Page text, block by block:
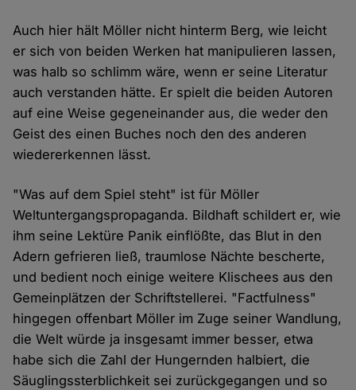
Auch hier hält Möller nicht hinterm Berg, wie leicht
er sich von beiden Werken hat manipulieren lassen,
was halb so schlimm wäre, wenn er seine Literatur
auch verstanden hätte. Er spielt die beiden Autoren
auf eine Weise gegeneinander aus, die weder den
Geist des einen Buches noch den des anderen
wiedererkennen lässt.
"Was auf dem Spiel steht" ist für Möller
Weltuntergangspropaganda. Bildhaft schildert er, wie
ihm seine Lektüre Panik einflößte, das Blut in den
Adern gefrieren ließ, traumlose Nächte bescherte,
und bedient noch einige weitere Klischees aus den
Gemeinplätzen der Schriftstellerei. "Factfulness"
hingegen offenbart Möller im Zuge seiner Wandlung,
die Welt würde ja insgesamt immer besser, etwa
habe sich die Zahl der Hungernden halbiert, die
Säuglingssterblichkeit sei zurückgegangen und so